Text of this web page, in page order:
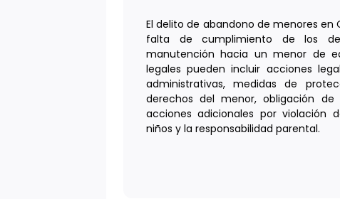
El delito de abandono de menores en
falta de cumplimiento de los
manutención hacia un menor de
legales pueden incluir acciones
administrativas, medidas de
derechos del menor, obligación
acciones adicionales por violación
niños y la responsabilidad parental.